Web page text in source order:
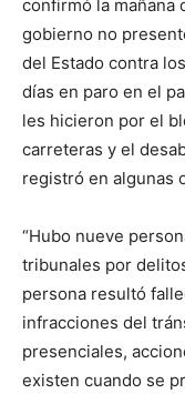
confirmó la mañana
gobierno no
del Estado contra
días en paro en el
les hicieron por el
carreteras y el
registró en algunas
“Hubo nueve
tribunales por
persona resultó
infracciones del
presenciales,
existen cuando se